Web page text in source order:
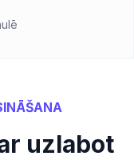
uzlabot